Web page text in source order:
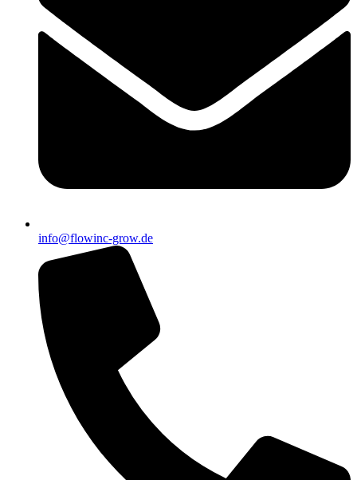
info@flowinc-grow.de